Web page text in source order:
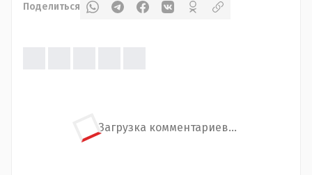
Поделиться
Загрузка комментариев...